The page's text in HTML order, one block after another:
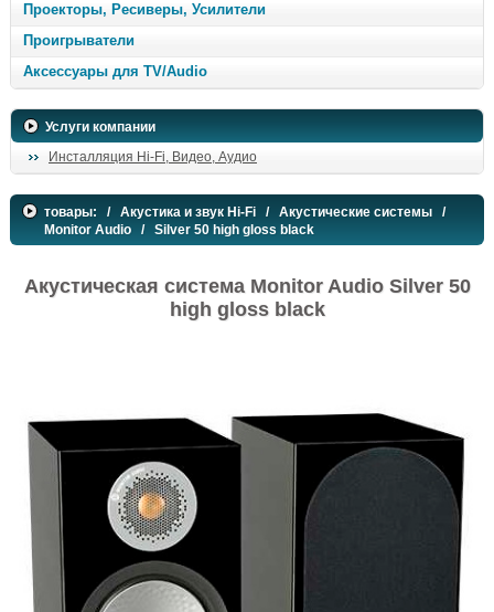
Проекторы, Ресиверы, Усилители
Проигрыватели
Аксессуары для TV/Audio
Услуги компании
Инсталляция Hi-Fi, Видео, Аудио
товары: / Акустика и звук Hi-Fi / Акустические системы /
Monitor Audio / Silver 50 high gloss black
Акустическая система Monitor Audio Silver 50
high gloss black